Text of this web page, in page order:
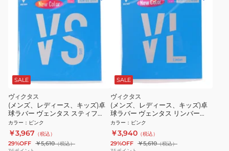
SALE
ヴィクタス
(メンズ、レディース、キッズ)卓
球ラバー ヴェンタス スティフ
200020 PINK
カラー ： ピンク
￥3,967 （税込）
29%OFF ￥5,610（税込）
SALE
ヴィクタス
(メンズ、レディース、キッズ)卓
球ラバー ヴェンタス リンバー
200010 PINK
カラー ： ピンク
￥3,940 （税込）
29%OFF ￥5,610（税込）